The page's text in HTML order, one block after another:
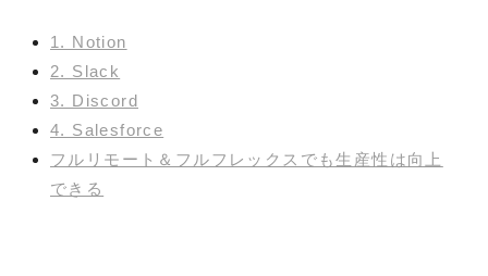
1. Notion
2. Slack
3. Discord
4. Salesforce
フルリモート＆フルフレックスでも生産性は向上
できる